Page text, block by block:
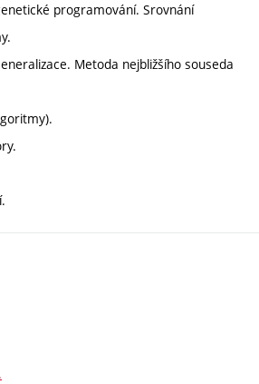
programování. Srovnání
Metoda nejbližšího souseda